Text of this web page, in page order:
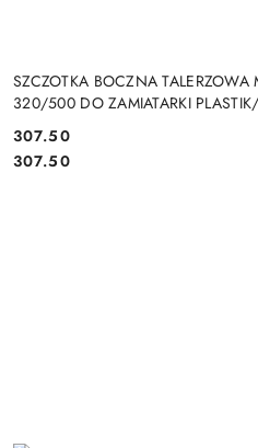
SZCZOTKA BOCZNA
320/500 DO ZAMIATARKI
Cena:
307.50
Cena:
307.50